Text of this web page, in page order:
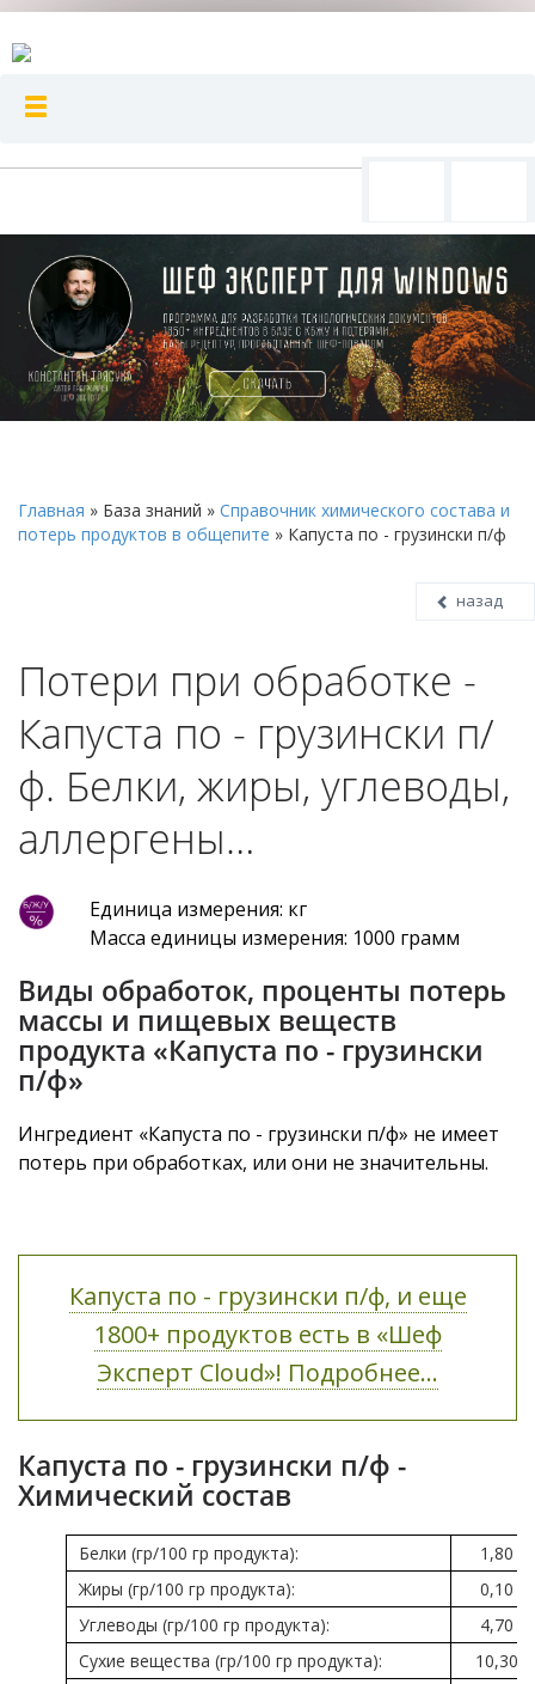
Главная » База знаний » Справочник химического состава и
потерь продуктов в общепите » Капуста по - грузински п/ф
назад
Потери при обработке -
Капуста по - грузински п/
ф. Белки, жиры, углеводы,
аллергены…
Единица измерения: кг
Масса единицы измерения: 1000 грамм
Виды обработок, проценты потерь
массы и пищевых веществ
продукта «Капуста по - грузински
п/ф»
Ингредиент «Капуста по - грузински п/ф» не имеет
потерь при обработках, или они не значительны.
Капуста по - грузински п/ф, и еще
1800+ продуктов есть в «Шеф
Эксперт Cloud»! Подробнее...
Капуста по - грузински п/ф -
Химический состав
Белки (гр/100 гр продукта):
1,80
Жиры (гр/100 гр продукта):
0,10
Углеводы (гр/100 гр продукта):
4,70
Сухие вещества (гр/100 гр продукта):
10,30